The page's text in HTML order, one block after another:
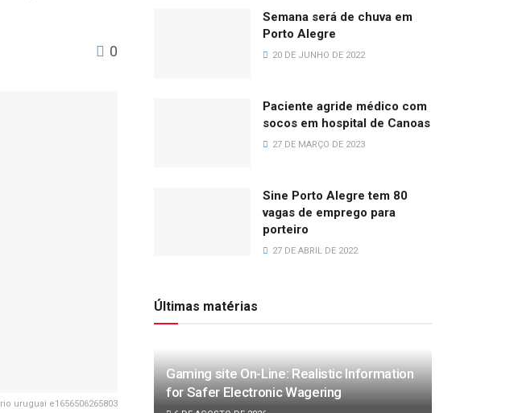
0
rio uruguai e1656506265803
Semana será de chuva em
Porto Alegre
20 DE JUNHO DE 2022
Paciente agride médico com
socos em hospital de Canoas
27 DE MARÇO DE 2023
Sine Porto Alegre tem 80
vagas de emprego para
porteiro
27 DE ABRIL DE 2022
Últimas matérias
Gaming site On-Line: Realistic Information
for Safer Electronic Wagering